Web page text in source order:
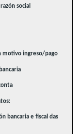
social
motivo ingreso/pago
bancaria e fiscal das